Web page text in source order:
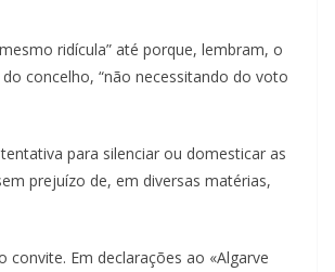
ridícula” até porque, lembram, o
concelho, “não necessitando do voto
para silenciar ou domesticar as
prejuízo de, em diversas matérias,
Em declarações ao «Algarve